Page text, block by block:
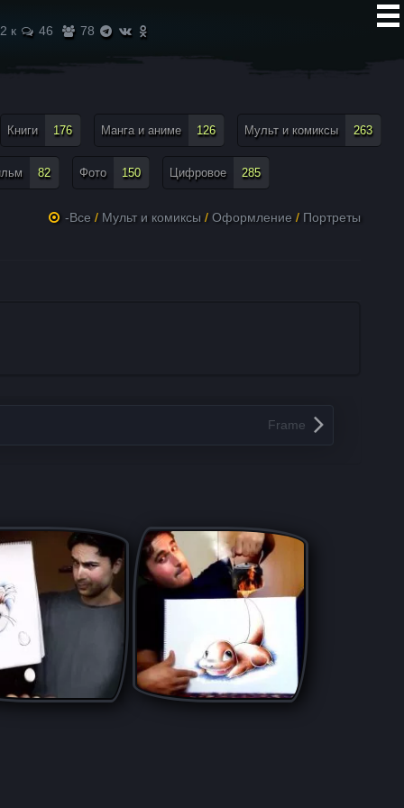
2 к 46 78
Книги 176 Манга и аниме 126 Мульт и комиксы 263
82 Фото 150 Цифровое 285
-Все / Мульт и комиксы / Оформление / Портреты
Frame